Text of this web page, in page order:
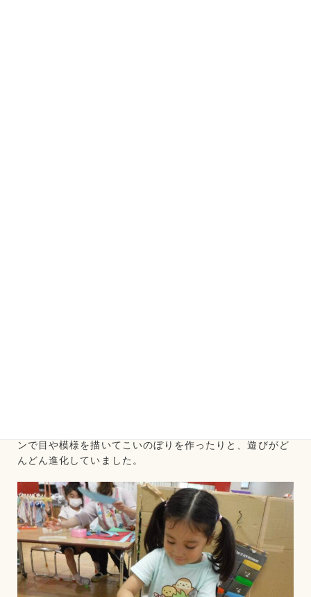
ンで目や模様を描いてこいのぼりを作ったりと、遊びがど
んどん進化していました。